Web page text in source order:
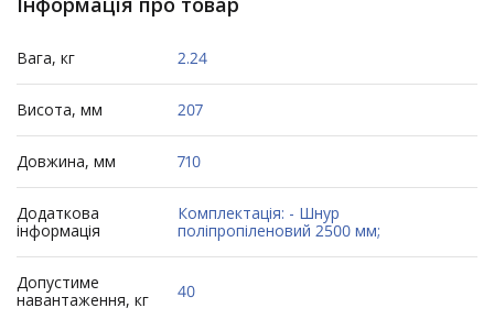
Вага, кг 2.24
Висота, мм 207
Довжина, мм 710
Додаткова
інформація
Комплектація: - Шнур
поліпропіленовий 2500 мм;
Допустиме
навантаження, кг
40